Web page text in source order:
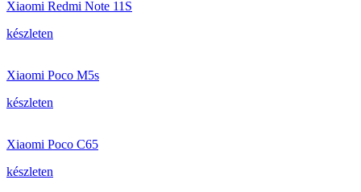
Xiaomi Redmi Note 11S
készleten
Xiaomi Poco M5s
készleten
Xiaomi Poco C65
készleten